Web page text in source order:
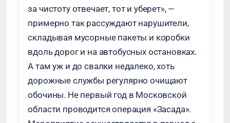
за чистоту отвечает, тот и уберет», —
примерно так рассуждают нарушители,
складывая мусорные пакеты и коробки
вдоль дорог и на автобусных остановках.
А там уж и до свалки недалеко, хоть
дорожные службы регулярно очищают
обочины. Не первый год в Московской
области проводится операция «Засада».